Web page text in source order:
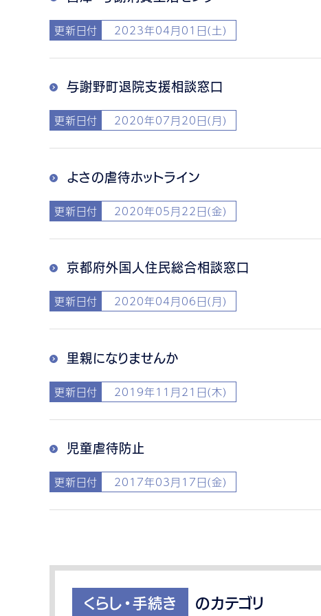
更新日付 2023年04月01日(土)
与謝野町退院支援相談窓口
更新日付 2020年07月20日(月)
よさの虐待ホットライン
更新日付 2020年05月22日(金)
京都府外国人住民総合相談窓口
更新日付 2020年04月06日(月)
里親になりませんか
更新日付 2019年11月21日(木)
児童虐待防止
更新日付 2017年03月17日(金)
くらし・手続き のカテゴリ